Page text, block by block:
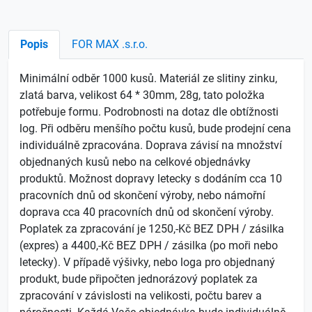
Popis FOR MAX .s.r.o.
Minimální odběr 1000 kusů. Materiál ze slitiny zinku,
zlatá barva, velikost 64 * 30mm, 28g, tato položka
potřebuje formu. Podrobnosti na dotaz dle obtížnosti
log. Při odběru menšího počtu kusů, bude prodejní cena
individuálně zpracována. Doprava závisí na množství
objednaných kusů nebo na celkové objednávky
produktů. Možnost dopravy letecky s dodáním cca 10
pracovních dnů od skončení výroby, nebo námořní
doprava cca 40 pracovních dnů od skončení výroby.
Poplatek za zpracování je 1250,-Kč BEZ DPH / zásilka
(expres) a 4400,-Kč BEZ DPH / zásilka (po moři nebo
letecky). V případě výšivky, nebo loga pro objednaný
produkt, bude připočten jednorázový poplatek za
zpracování v závislosti na velikosti, počtu barev a